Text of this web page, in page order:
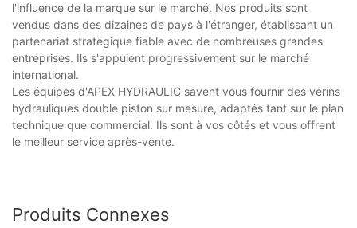
l'influence de la marque sur le marché. Nos produits sont
vendus dans des dizaines de pays à l'étranger, établissant un
partenariat stratégique fiable avec de nombreuses grandes
entreprises. Ils s'appuient progressivement sur le marché
international.
Les équipes d'APEX HYDRAULIC savent vous fournir des vérins
hydrauliques double piston sur mesure, adaptés tant sur le plan
technique que commercial. Ils sont à vos côtés et vous offrent
le meilleur service après-vente.
Produits Connexes